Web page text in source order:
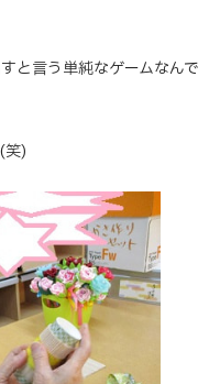
と言う単純なゲームなんで
笑)